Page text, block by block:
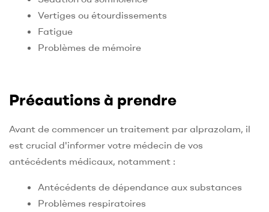
Vertiges ou étourdissements
Fatigue
Problèmes de mémoire
Précautions à prendre
Avant de commencer un traitement par alprazolam, il
est crucial d'informer votre médecin de vos
antécédents médicaux, notamment :
Antécédents de dépendance aux substances
Problèmes respiratoires